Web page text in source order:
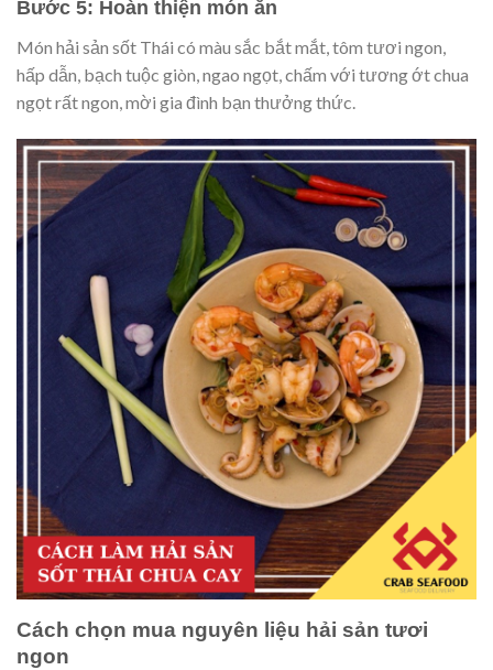
Bước 5: Hoàn thiện món ăn
Món hải sản sốt Thái có màu sắc bắt mắt, tôm tươi ngon,
hấp dẫn, bạch tuộc giòn, ngao ngọt, chấm với tương ớt chua
ngọt rất ngon, mời gia đình bạn thưởng thức.
Cách chọn mua nguyên liệu hải sản tươi
ngon